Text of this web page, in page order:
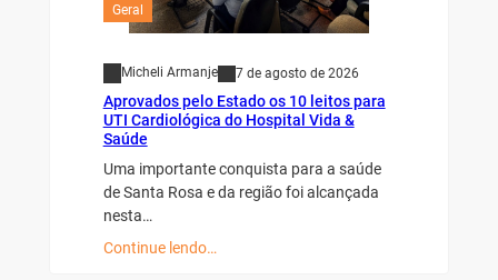
Geral
Micheli Armanje 7 de agosto de 2026
Aprovados pelo Estado os 10 leitos para
UTI Cardiológica do Hospital Vida &
Saúde
Uma importante conquista para a saúde
de Santa Rosa e da região foi alcançada
nesta…
Continue lendo…